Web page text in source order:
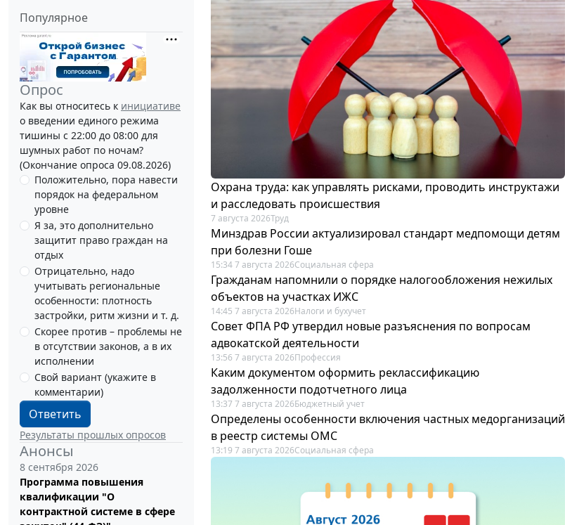
Популярное
Опрос
Как вы относитесь к инициативе
о введении единого режима
тишины с 22:00 до 08:00 для
шумных работ по ночам?
(Окончание опроса 09.08.2026)
Положительно, пора навести
порядок на федеральном
уровне
Я за, это дополнительно
защитит право граждан на
отдых
Отрицательно, надо
учитывать региональные
особенности: плотность
застройки, ритм жизни и т. д.
Скорее против – проблемы не
в отсутствии законов, а в их
исполнении
Свой вариант (укажите в
комментарии)
Ответить
Результаты прошлых опросов
Анонсы
8 сентября 2026
Программа повышения
квалификации "О
контрактной системе в сфере
Охрана труда: как управлять рисками, проводить инструктажи
и расследовать происшествия
7 августа 2026Труд
Минздрав России актуализировал стандарт медпомощи детям
при болезни Гоше
15:34 7 августа 2026Социальная сфера
Гражданам напомнили о порядке налогообложения нежилых
объектов на участках ИЖС
14:45 7 августа 2026Налоги и бухучет
Совет ФПА РФ утвердил новые разъяснения по вопросам
адвокатской деятельности
13:56 7 августа 2026Профессия
Каким документом оформить реклассификацию
задолженности подотчетного лица
13:37 7 августа 2026Бюджетный учет
Определены особенности включения частных медорганизаций
в реестр системы ОМС
13:19 7 августа 2026Социальная сфера